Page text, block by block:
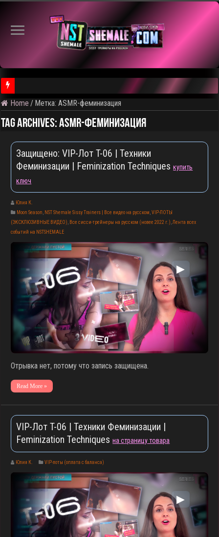
⚠️ Результаты голосования и тема следующего откртытого
Home / Метка:ASMR-феминизация
Tag Archives:ASMR-феминизация
Защищено: VIP-Лот T-06 | Техники
Феминизации | Feminization Techniquesкупить
ключ
Юлия К.
Moon Season
NST Shemale Sissy Trainers | Все видео на русском ,VIP-ЛОТЫ
(ЭКСКЛЮЗИВНЫЕ ВИДЕО)
Все сисси-трейнеры на русском (новее 2022 г.) ,Лента всех
событий на NSTSHEMALE
▶
Отрывка нет, потому что запись защищена.
Read More »
VIP-Лот T-06 | Техники Феминизации |
Feminization Techniquesна страницу товара
Юлия К. VIP-лоты (оплата с баланса)
▶